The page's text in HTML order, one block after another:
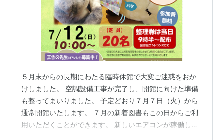
５月末からの長期にわたる臨時休館で大変ご迷惑をおか
けしました。 空調設備工事が完了し、開館に向けた準備
も整ってまいりました。 予定どおり７月７日（火）から
通常開館いたします。 ７月の新着図書もこの日からご利
用いただくことができます。 新しいエアコンが稼働しま